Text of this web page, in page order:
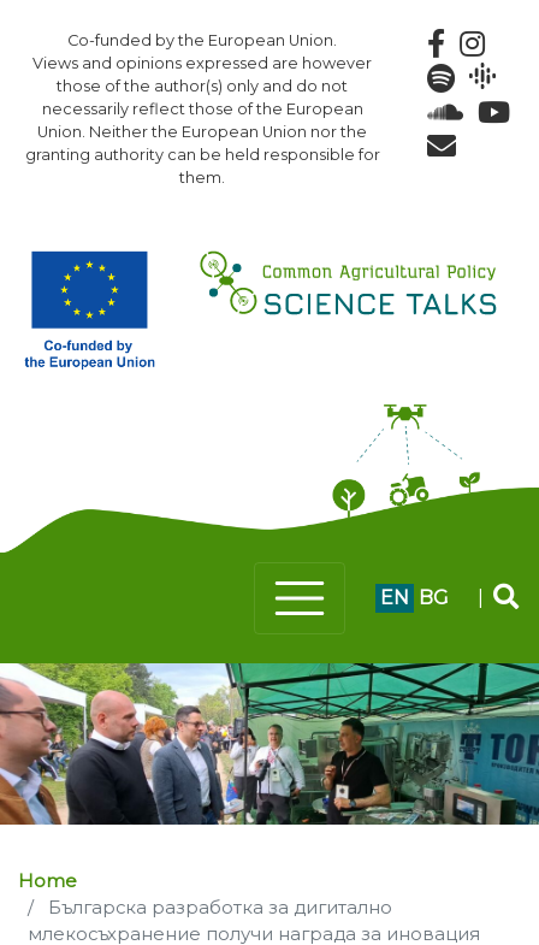
to
main
content
Co-funded by the European Union.
Views and opinions expressed are however
those of the author(s) only and do not
necessarily reflect those of the European
Union. Neither the European Union nor the
granting authority can be held responsible for
them.
EN BG
Home
Българска разработка за дигитално
млекосъхранение получи награда за иновация